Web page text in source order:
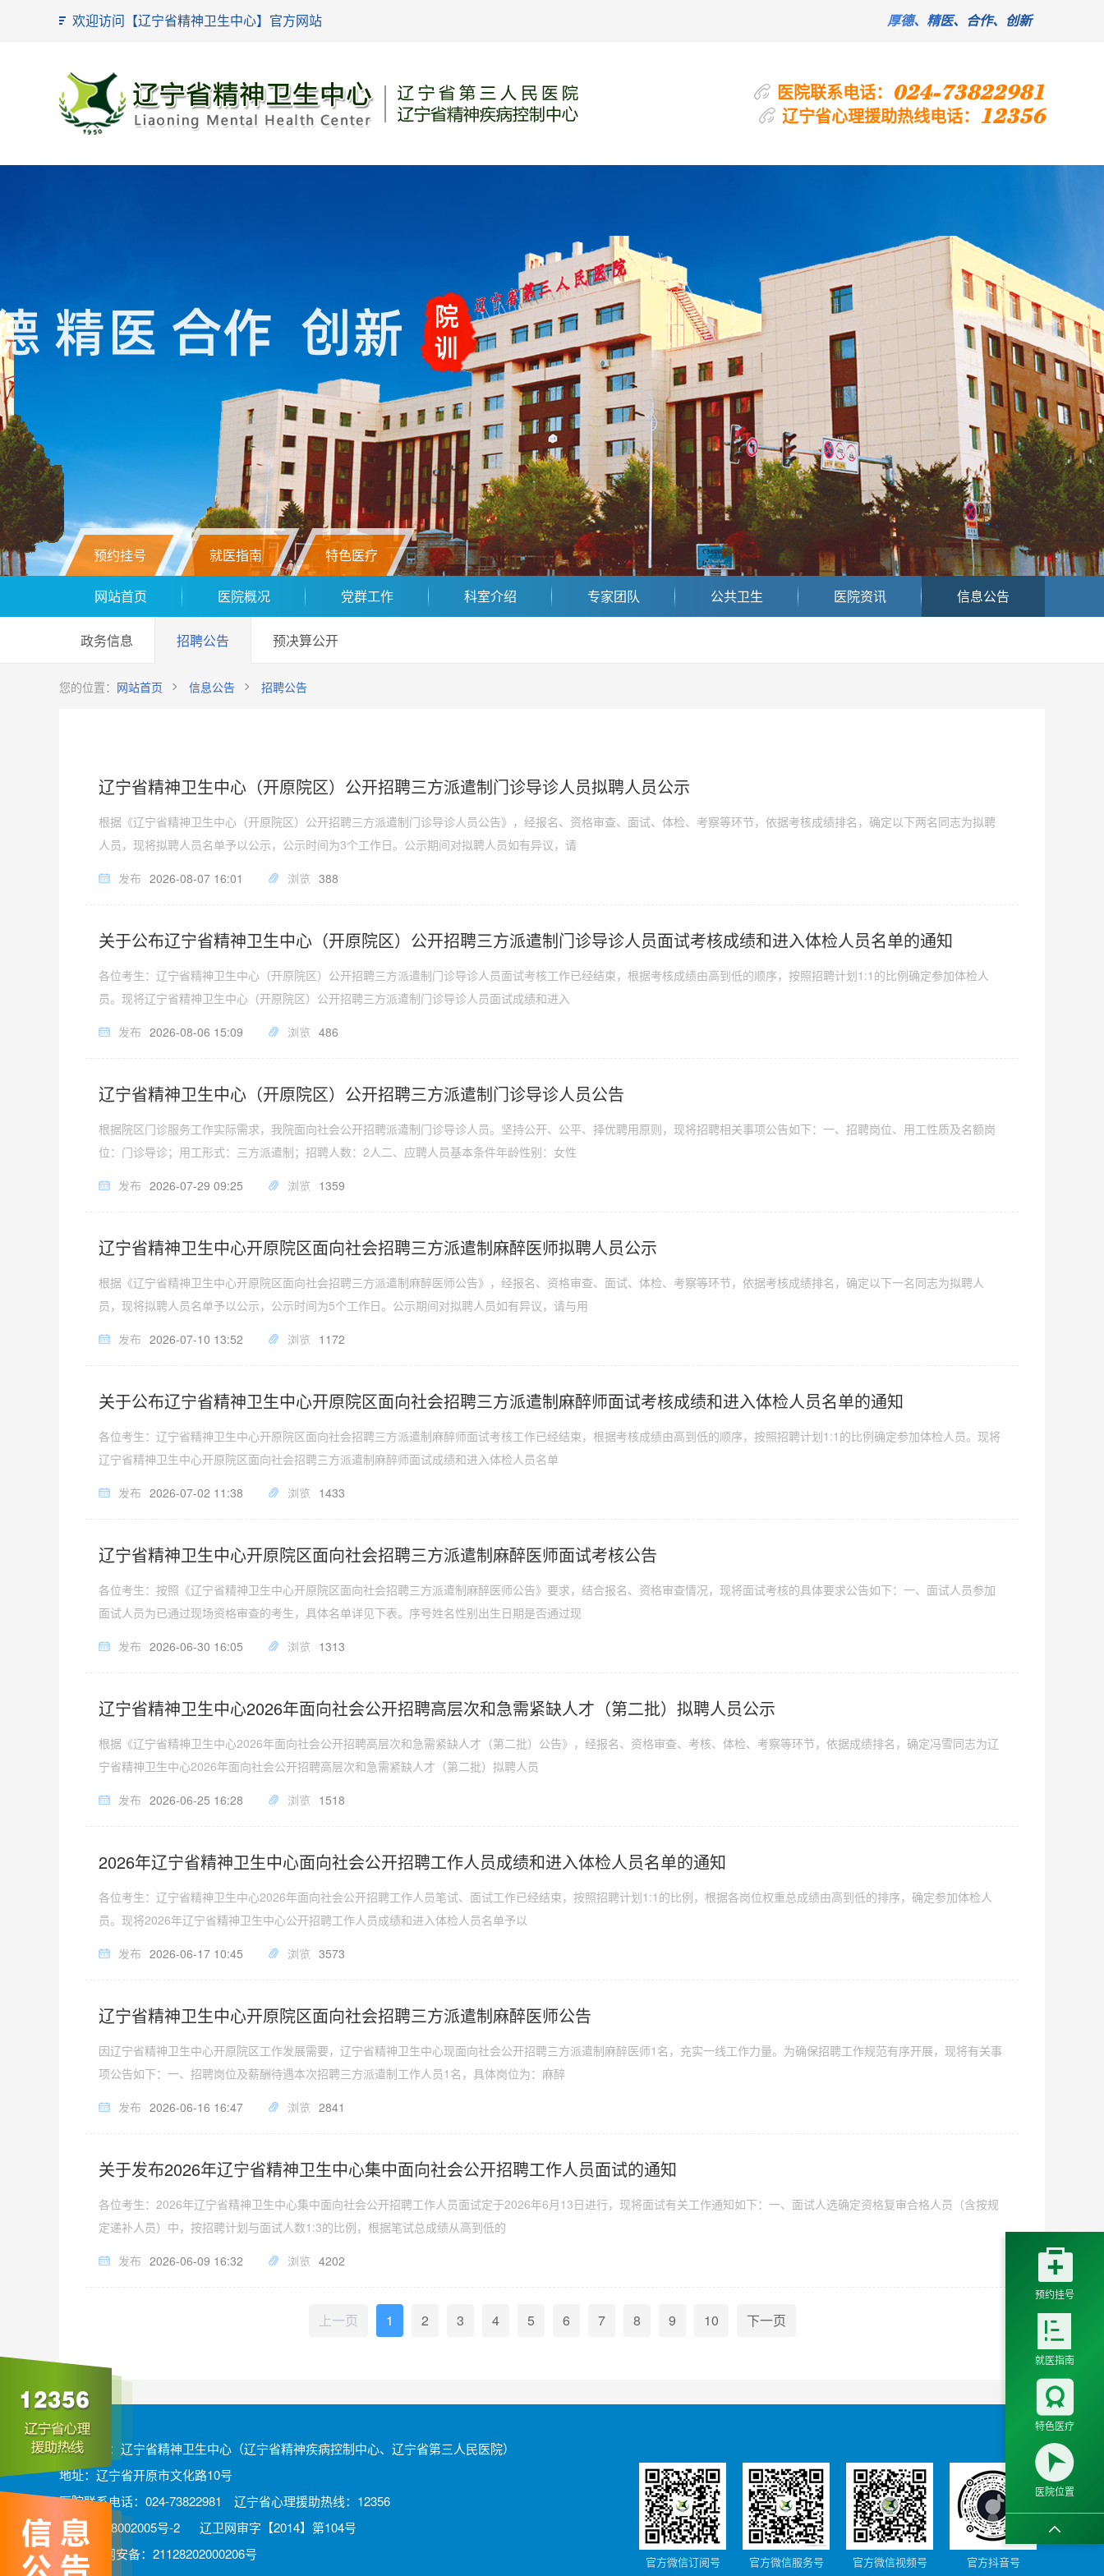
欢迎访问【辽宁省精神卫生中心】官方网站 厚德、精医、合作、创新
医院联系电话： 024-73822981
辽宁省心理援助热线电话： 12356
预约挂号 就医指南 特色医疗
网站首页 医院概况 党群工作 科室介绍 专家团队 公共卫生 医院资讯 信息公告
政务信息 招聘公告 预决算公开
您的位置： 网站首页 信息公告 招聘公告
辽宁省精神卫生中心（开原院区）公开招聘三方派遣制门诊导诊人员拟聘人员公示
根据《辽宁省精神卫生中心（开原院区）公开招聘三方派遣制门诊导诊人员公告》，经报名、资格审查、面试、体检、考察等环节，依据考核成绩排名，确定以下两名同志为拟聘
人员，现将拟聘人员名单予以公示，公示时间为3个工作日。公示期间对拟聘人员如有异议，请
发布 2026-08-07 16:01 浏览 388
关于公布辽宁省精神卫生中心（开原院区）公开招聘三方派遣制门诊导诊人员面试考核成绩和进入体检人员名单的通知
各位考生：辽宁省精神卫生中心（开原院区）公开招聘三方派遣制门诊导诊人员面试考核工作已经结束，根据考核成绩由高到低的顺序，按照招聘计划1:1的比例确定参加体检人
员。现将辽宁省精神卫生中心（开原院区）公开招聘三方派遣制门诊导诊人员面试成绩和进入
发布 2026-08-06 15:09 浏览 486
辽宁省精神卫生中心（开原院区）公开招聘三方派遣制门诊导诊人员公告
根据院区门诊服务工作实际需求，我院面向社会公开招聘派遣制门诊导诊人员。坚持公开、公平、择优聘用原则，现将招聘相关事项公告如下：一、招聘岗位、用工性质及名额岗
位：门诊导诊；用工形式：三方派遣制；招聘人数：2人二、应聘人员基本条件年龄性别：女性
发布 2026-07-29 09:25 浏览 1359
辽宁省精神卫生中心开原院区面向社会招聘三方派遣制麻醉医师拟聘人员公示
根据《辽宁省精神卫生中心开原院区面向社会招聘三方派遣制麻醉医师公告》，经报名、资格审查、面试、体检、考察等环节，依据考核成绩排名，确定以下一名同志为拟聘人
员，现将拟聘人员名单予以公示，公示时间为5个工作日。公示期间对拟聘人员如有异议，请与用
发布 2026-07-10 13:52 浏览 1172
关于公布辽宁省精神卫生中心开原院区面向社会招聘三方派遣制麻醉师面试考核成绩和进入体检人员名单的通知
各位考生：辽宁省精神卫生中心开原院区面向社会招聘三方派遣制麻醉师面试考核工作已经结束，根据考核成绩由高到低的顺序，按照招聘计划1:1的比例确定参加体检人员。现将
辽宁省精神卫生中心开原院区面向社会招聘三方派遣制麻醉师面试成绩和进入体检人员名单
发布 2026-07-02 11:38 浏览 1433
辽宁省精神卫生中心开原院区面向社会招聘三方派遣制麻醉医师面试考核公告
各位考生：按照《辽宁省精神卫生中心开原院区面向社会招聘三方派遣制麻醉医师公告》要求，结合报名、资格审查情况，现将面试考核的具体要求公告如下：一、面试人员参加
面试人员为已通过现场资格审查的考生，具体名单详见下表。序号姓名性别出生日期是否通过现
发布 2026-06-30 16:05 浏览 1313
辽宁省精神卫生中心2026年面向社会公开招聘高层次和急需紧缺人才（第二批）拟聘人员公示
根据《辽宁省精神卫生中心2026年面向社会公开招聘高层次和急需紧缺人才（第二批）公告》，经报名、资格审查、考核、体检、考察等环节，依据成绩排名，确定冯雪同志为辽
宁省精神卫生中心2026年面向社会公开招聘高层次和急需紧缺人才（第二批）拟聘人员
发布 2026-06-25 16:28 浏览 1518
2026年辽宁省精神卫生中心面向社会公开招聘工作人员成绩和进入体检人员名单的通知
各位考生：辽宁省精神卫生中心2026年面向社会公开招聘工作人员笔试、面试工作已经结束，按照招聘计划1:1的比例，根据各岗位权重总成绩由高到低的排序，确定参加体检人
员。现将2026年辽宁省精神卫生中心公开招聘工作人员成绩和进入体检人员名单予以
发布 2026-06-17 10:45 浏览 3573
辽宁省精神卫生中心开原院区面向社会招聘三方派遣制麻醉医师公告
因辽宁省精神卫生中心开原院区工作发展需要，辽宁省精神卫生中心现面向社会公开招聘三方派遣制麻醉医师1名，充实一线工作力量。为确保招聘工作规范有序开展，现将有关事
项公告如下：一、招聘岗位及薪酬待遇本次招聘三方派遣制工作人员1名，具体岗位为：麻醉
发布 2026-06-16 16:47 浏览 2841
关于发布2026年辽宁省精神卫生中心集中面向社会公开招聘工作人员面试的通知
各位考生：2026年辽宁省精神卫生中心集中面向社会公开招聘工作人员面试定于2026年6月13日进行，现将面试有关工作通知如下：一、面试人选确定资格复审合格人员（含按规
定递补人员）中，按招聘计划与面试人数1:3的比例，根据笔试总成绩从高到低的
发布 2026-06-09 16:32 浏览 4202
上一页 1 2 3 4 5 6 7 8 9 10 下一页
版权所有：辽宁省精神卫生中心（辽宁省精神疾病控制中心、辽宁省第三人民医院）
地址：辽宁省开原市文化路10号
医院联系电话：024-73822981 辽宁省心理援助热线：12356
辽ICP备08002005号-2
辽卫网审字【2014】第104号
辽公网安备：21128202000206号
官方微信订阅号 官方微信服务号 官方微信视频号 官方抖音号

预约挂号

就医指南

特色医疗

医院位置
